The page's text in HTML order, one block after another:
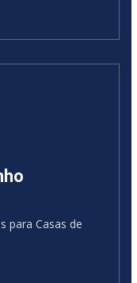
para Casas de